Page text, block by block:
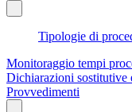
Tipologie di
Monitoraggio tempi
Dichiarazioni sostitutive
Provvedimenti